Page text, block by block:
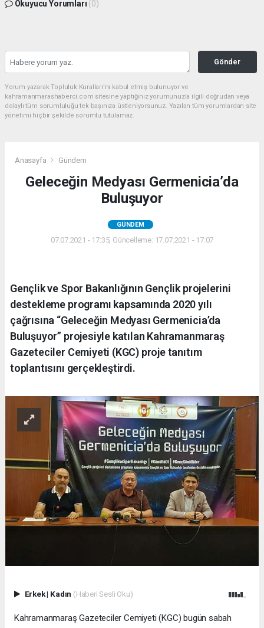
Okuyucu Yorumları (0)
Gönder
Yorum yazarak Topluluk Kuralları’nı kabul etmiş bulunuyor ve
kahramanmarashaberci.com sitesine yaptığınız yorumunuzla ilgili doğrudan veya
dolaylı tüm sorumluluğu tek başınıza üstleniyorsunuz. Yazılan tüm yorumlardan site
yönetimi hiçbir şekilde sorumlu tutulamaz.
Anasayfa Gündem
Geleceğin Medyası Germenicia’da
Buluşuyor
GÜNDEM
07.07.2021 - 17:35, Güncelleme: 17.07.2021 - 17:07
Gençlik ve Spor Bakanlığının Gençlik projelerini
destekleme programı kapsamında 2020 yılı
çağrısına “Geleceğin Medyası Germenicia’da
Buluşuyor” projesiyle katılan Kahramanmaraş
Gazeteciler Cemiyeti (KGC) proje tanıtım
toplantısını gerçekleştirdi.
Erkek| Kadın (Haberi Sesli Oku)
Kahramanmaraş Gazeteciler Cemiyeti (KGC) bugün sabah